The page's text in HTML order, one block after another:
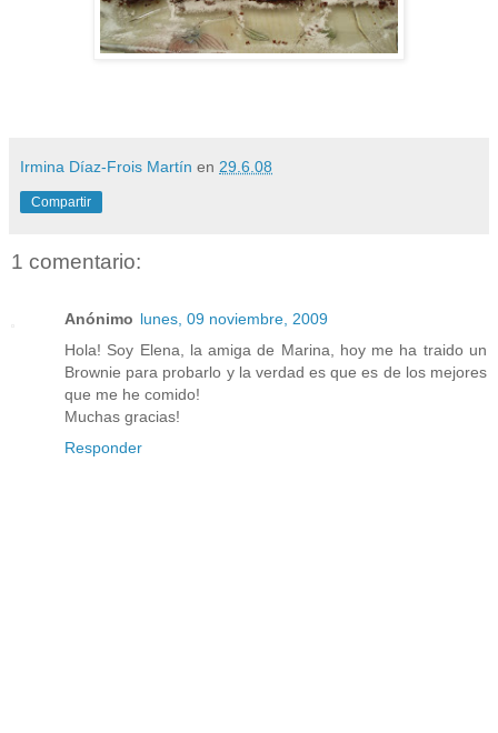
Irmina Díaz-Frois Martín en 29.6.08
Compartir
1 comentario:
Anónimo lunes, 09 noviembre, 2009
Hola! Soy Elena, la amiga de Marina, hoy me ha traido un
Brownie para probarlo y la verdad es que es de los mejores
que me he comido!
Muchas gracias!
Responder